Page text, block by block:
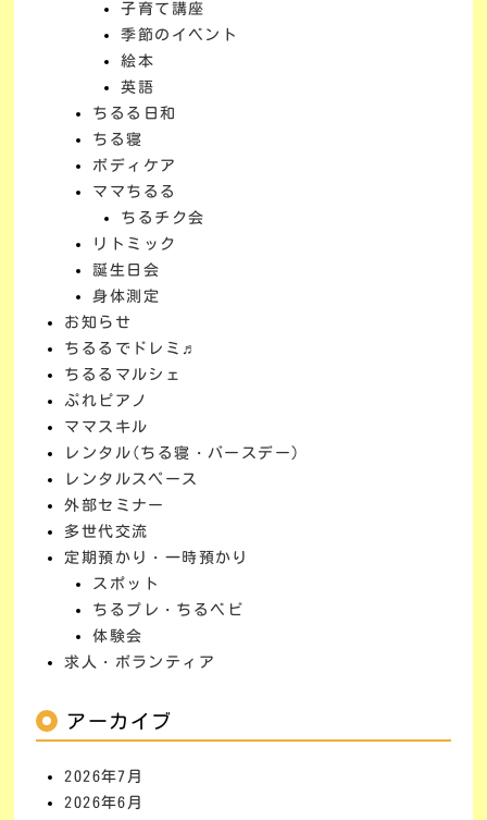
子育て講座
季節のイベント
絵本
英語
ちるる日和
ちる寝
ボディケア
ママちるる
ちるチク会
リトミック
誕生日会
身体測定
お知らせ
ちるるでドレミ♬
ちるるマルシェ
ぷれピアノ
ママスキル
レンタル(ちる寝・バースデー)
レンタルスペース
外部セミナー
多世代交流
定期預かり・一時預かり
スポット
ちるプレ・ちるベビ
体験会
求人・ボランティア
アーカイブ
2026年7月
2026年6月